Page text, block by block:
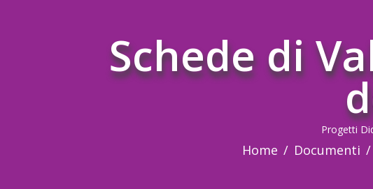
Schede di
Progetti
Home Documenti